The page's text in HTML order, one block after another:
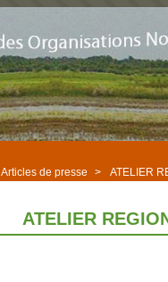
Articles de presse > ATELIER
ATELIER